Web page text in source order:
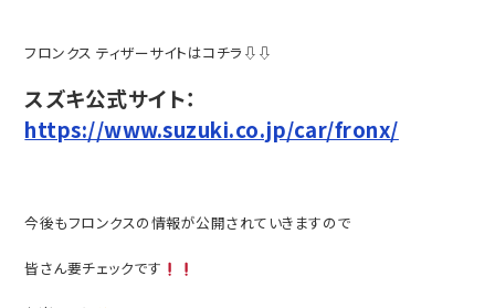
フロンクス ティザーサイトはコチラ⇩⇩
スズキ公式サイト：
https://www.suzuki.co.jp/car/fronx/
今後もフロンクスの情報が公開されていきますので
皆さん要チェックです